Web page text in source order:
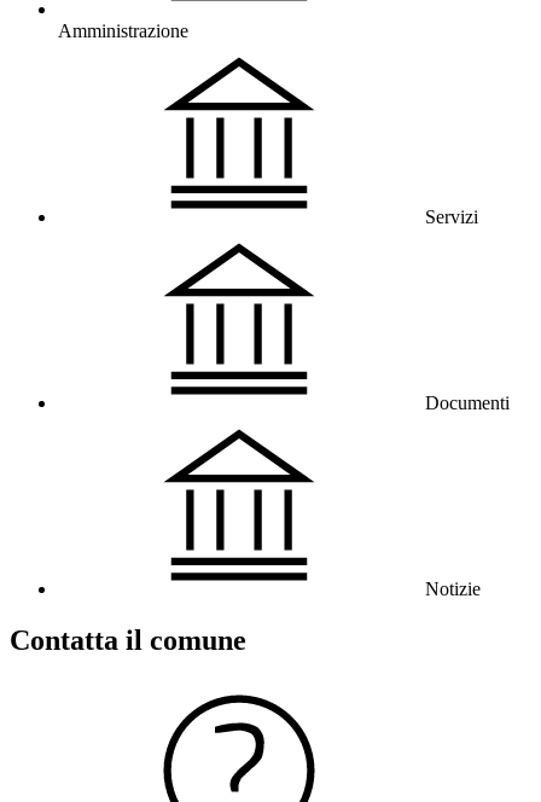
Amministrazione
Servizi
Documenti
Notizie
Contatta il comune